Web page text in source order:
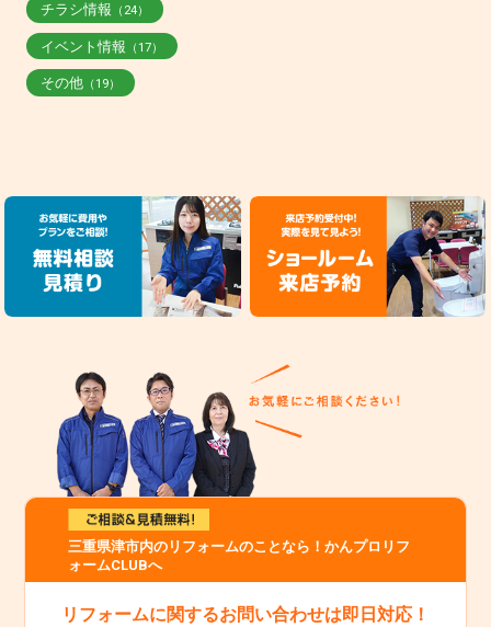
チラシ情報 （24）
イベント情報 （17）
その他（19）
三重県津市内のリフォームのことなら！かんプロリフ
ォームCLUBへ
リフォームに関するお問い合わせは即日対応！